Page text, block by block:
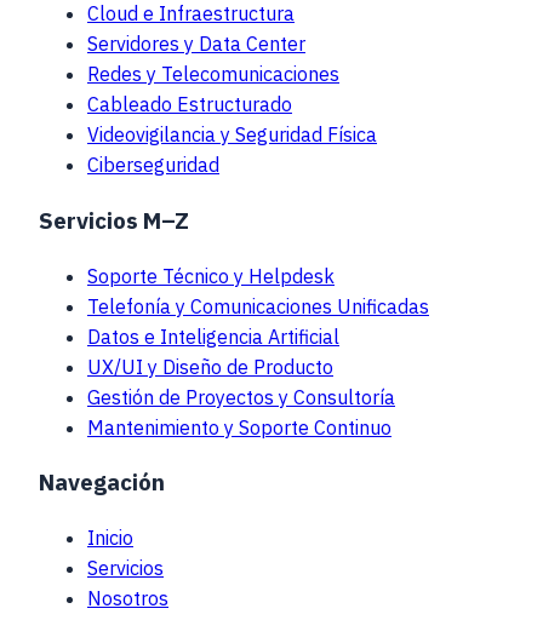
Cloud e Infraestructura
Servidores y Data Center
Redes y Telecomunicaciones
Cableado Estructurado
Videovigilancia y Seguridad Física
Ciberseguridad
Servicios M–Z
Soporte Técnico y Helpdesk
Telefonía y Comunicaciones Unificadas
Datos e Inteligencia Artificial
UX/UI y Diseño de Producto
Gestión de Proyectos y Consultoría
Mantenimiento y Soporte Continuo
Navegación
Inicio
Servicios
Nosotros